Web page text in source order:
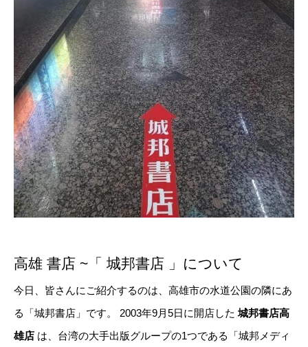
高雄 書店 ~「 城邦書店 」について
今日、皆さんにご紹介するのは、高雄市の水道公園の隣にあ
る「城邦書店」です。 2003年9月5日に開店した城邦書店高
雄店 は、台湾の大手出版グループの1つである「城邦メディ